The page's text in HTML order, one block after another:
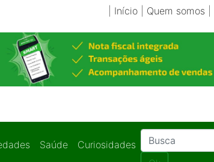
Início| Quem somos
Saúde
Curiosidades